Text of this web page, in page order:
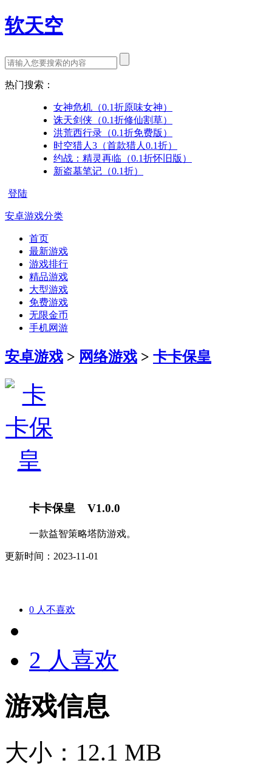
软天空
热门搜索：
女神危机（0.1折原味女神）
诛天剑侠（0.1折修仙割草）
洪荒西行录（0.1折免费版）
时空猎人3（首款猎人0.1折）
约战：精灵再临（0.1折怀旧版）
新盗墓笔记（0.1折）
登陆
安卓游戏分类
首页
最新游戏
游戏排行
精品游戏
大型游戏
免费游戏
无限金币
手机网游
安卓游戏 > 网络游戏 > 卡卡保皇
卡卡保皇 V1.0.0
一款益智策略塔防游戏。
更新时间：2023-11-01
0 人不喜欢
2 人喜欢
游戏信息
大小： 12.1 MB